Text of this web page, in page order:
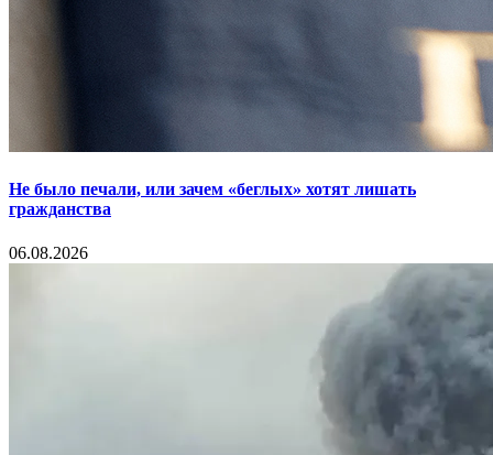
Не было печали, или зачем «беглых» хотят лишать
гражданства
06.08.2026